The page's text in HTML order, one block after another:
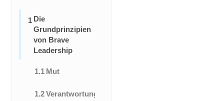
1 Die
Grundprinzipien
von Brave
Leadership
1.1 Mut
1.2Verantwortung